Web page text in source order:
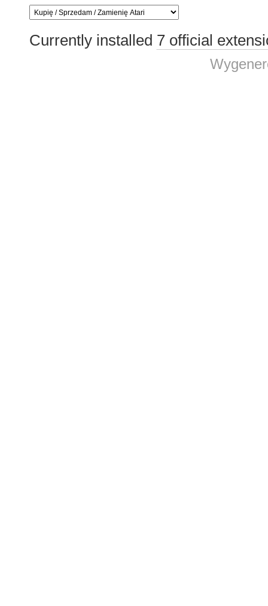
Currently installed 7 official